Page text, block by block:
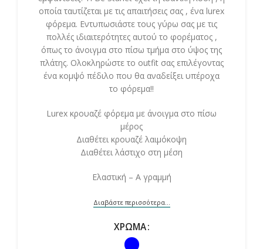
οποία ταυτίζεται με τις απαιτήσεις σας , ένα lurex
φόρεμα. Εντυπωσιάστε τους γύρω σας με τις
πολλές ιδιαιτερότητες αυτού το φορέματος ,
όπως το άνοιγμα στο πίσω τμήμα στο ύψος της
πλάτης. Ολοκληρώστε το outfit σας επιλέγοντας
ένα κομψό πέδιλο που θα αναδείξει υπέροχα
το φόρεμα!!
Lurex κρουαζέ φόρεμα με άνοιγμα στο πίσω
μέρος
Διαθέτει κρουαζέ λαιμόκοψη
Διαθέτει λάστιχο στη μέση
Ελαστική – Α γραμμή
Διαβάστε περισσότερα...
ΧΡΏΜΑ